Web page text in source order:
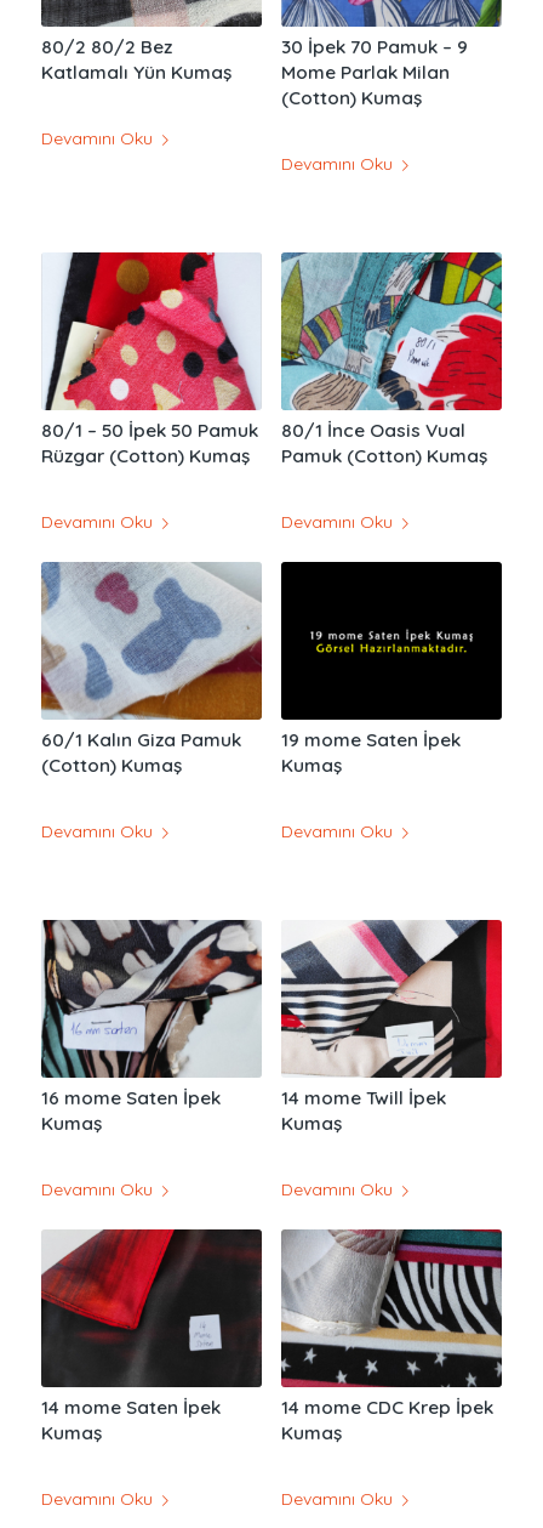
80/2 80/2 Bez
Katlamalı Yün Kumaş
Devamını Oku
30 İpek 70 Pamuk – 9
Mome Parlak Milan
(Cotton) Kumaş
Devamını Oku
80/1 – 50 İpek 50 Pamuk
Rüzgar (Cotton) Kumaş
Devamını Oku
80/1 İnce Oasis Vual
Pamuk (Cotton) Kumaş
Devamını Oku
60/1 Kalın Giza Pamuk
(Cotton) Kumaş
Devamını Oku
19 mome Saten İpek
Kumaş
Devamını Oku
16 mome Saten İpek
Kumaş
Devamını Oku
14 mome Twill İpek
Kumaş
Devamını Oku
14 mome Saten İpek
Kumaş
Devamını Oku
14 mome CDC Krep İpek
Kumaş
Devamını Oku